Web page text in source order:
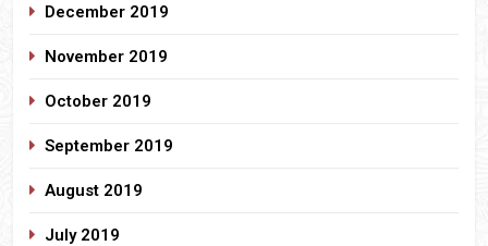
December 2019
November 2019
October 2019
September 2019
August 2019
July 2019